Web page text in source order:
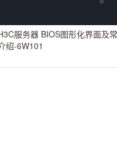
服务器 BIOS图形化界面及
绍-6W101